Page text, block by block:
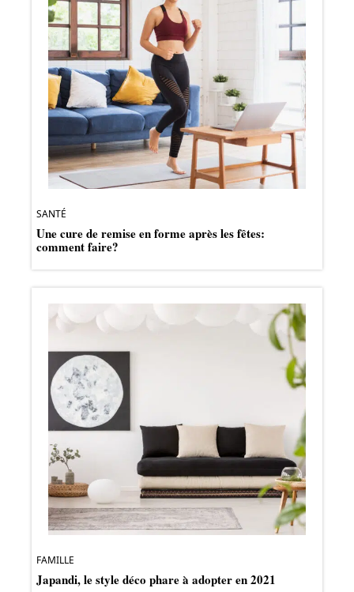
SANTÉ
Une cure de remise en forme après les fêtes:
comment faire?
FAMILLE
Japandi, le style déco phare à adopter en 2021